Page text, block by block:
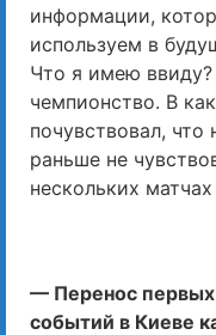
информации,
используем в
Что я имею
чемпионство. В
почувствовал,
раньше не
нескольких
— Перенос первых
событий в Киеве